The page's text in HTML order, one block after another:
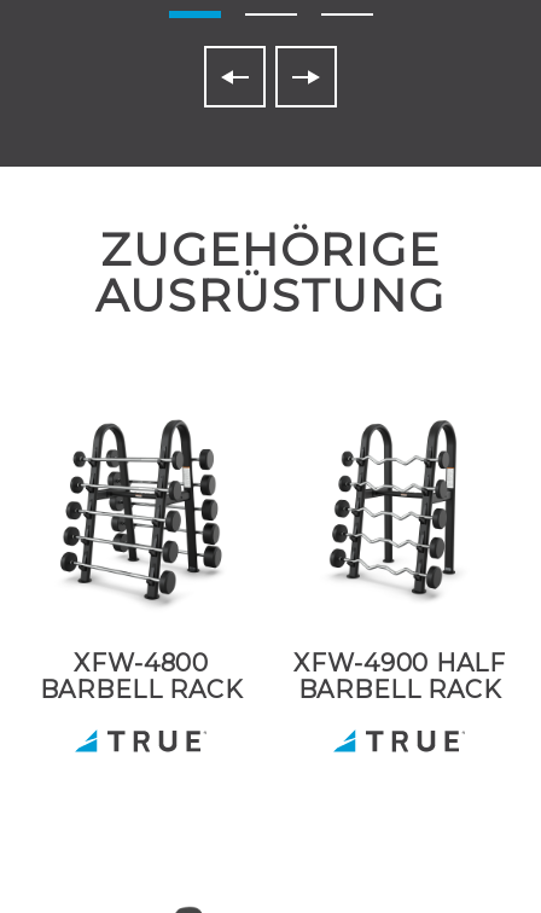
ZUGEHÖRIGE
AUSRÜSTUNG
XFW-4800
BARBELL RACK
XFW-4900 HALF
BARBELL RACK